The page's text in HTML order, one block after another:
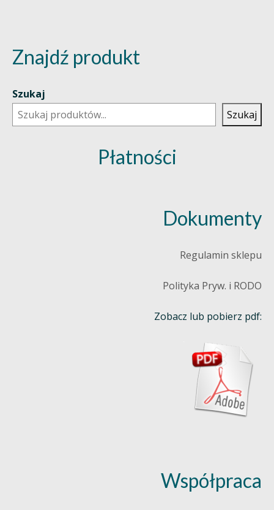
Znajdź produkt
Szukaj
Szukaj
Płatności
Dokumenty
Regulamin sklepu
Polityka Pryw. i RODO
Zobacz lub pobierz pdf:
Współpraca